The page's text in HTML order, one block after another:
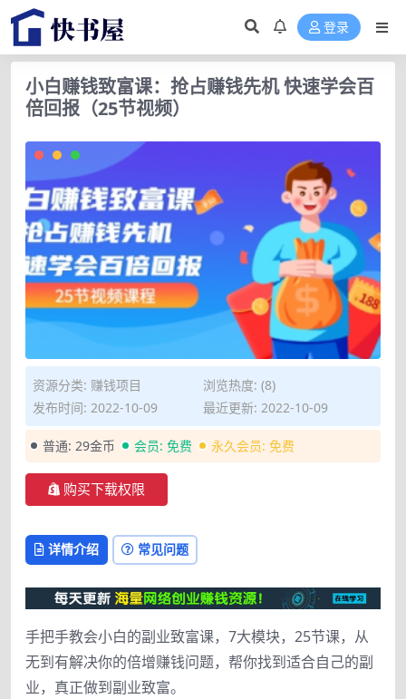
登录
小白赚钱致富课：抢占赚钱先机 快速学会百
倍回报（25节视频）
资源分类: 赚钱项目
浏览热度: (8)
发布时间: 2022-10-09
最近更新: 2022-10-09
普通: 29金币 会员: 免费 永久会员: 免费
购买下载权限
详情介绍 常见问题
手把手教会小白的副业致富课，7大模块，25节课，从
无到有解决你的倍增赚钱问题，帮你找到适合自己的副
业，真正做到副业致富。